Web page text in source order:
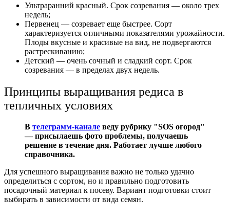
Ультраранний красный. Срок созревания — около трех
недель;
Первенец — созревает еще быстрее. Сорт
характеризуется отличными показателями урожайности.
Плоды вкусные и красивые на вид, не подвергаются
растрескиванию;
Детский — очень сочный и сладкий сорт. Срок
созревания — в пределах двух недель.
Принципы выращивания редиса в
тепличных условиях
В телеграмм-канале веду рубрику "SOS огород"
— присылаешь фото проблемы, получаешь
решение в течение дня. Работает лучше любого
справочника.
Для успешного выращивания важно не только удачно
определиться с сортом, но и правильно подготовить
посадочный материал к посеву. Вариант подготовки стоит
выбирать в зависимости от вида семян.